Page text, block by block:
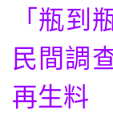
「瓶到
民間調
再生料